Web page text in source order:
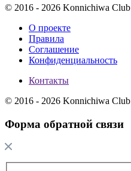
© 2016 - 2026 Konnichiwa Club
О проекте
Правила
Соглашение
Конфиденциальность
Контакты
© 2016 - 2026 Konnichiwa Club
Форма обратной связи